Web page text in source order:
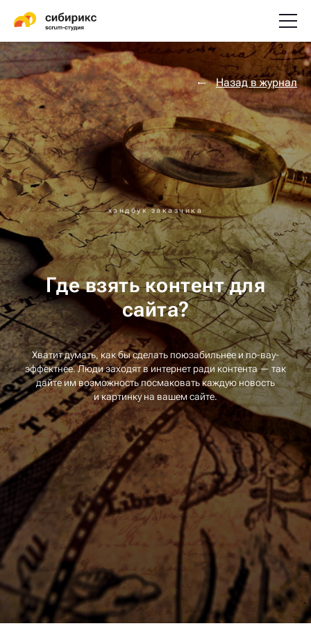
Назад в журнал
хэндбук заказчика
Где взять контент для
сайта?
Хватит думать, как бы сделать поюзабильнее и по-вау-
эффектнее. Люди заходят в интернет ради контента — так
дайте им возможность посмаковать каждую новость
и картинку на вашем сайте.